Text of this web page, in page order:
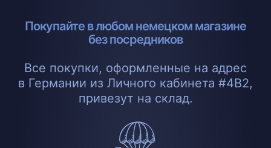
Покупайте в любом немецком магазине
без посредников
Все покупки, оформленные на адрес
в Германии из Личного кабинета #4B2,
привезут на склад.